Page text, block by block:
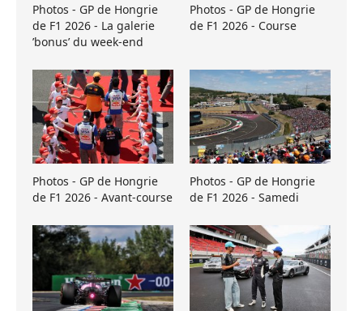
Photos - GP de Hongrie
de F1 2026 - La galerie
’bonus’ du week-end
Photos - GP de Hongrie
de F1 2026 - Course
Photos - GP de Hongrie
de F1 2026 - Avant-course
Photos - GP de Hongrie
de F1 2026 - Samedi